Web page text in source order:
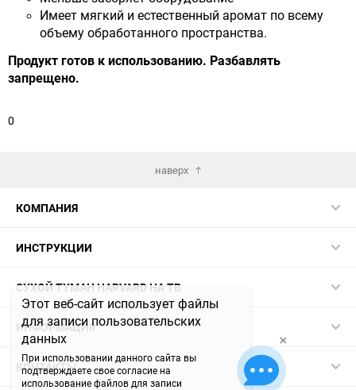
Этот веб-сайт использует файлы
для записи пользовательских
данных
При использовании данного сайта вы
подтверждаете свое согласие на
использование файлов для записи
Имеет мягкий и естественный аромат по всему
объему обработанного пространства.
Продукт готов к использованию. Разбавлять
запрещено.
0
наверх
КОМПАНИЯ
ИНСТРУКЦИИ
СУХОЙ ТУМАН HARVARD НА ТВ
ИНФОРМАЦИЯ
КОНТАКТЫ
×